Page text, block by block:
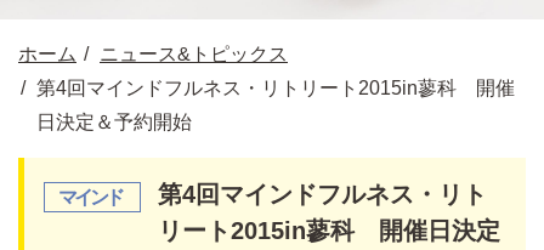
ホーム
ニュース&トピックス
第4回マインドフルネス・リトリート2015in蓼科 開催
日決定＆予約開始
第4回マインドフルネス・リト
リート2015in蓼科 開催日決定